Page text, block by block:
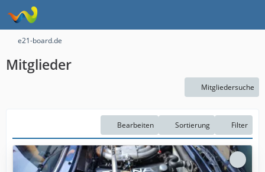
e21-board.de
Mitglieder
Mitgliedersuche
Bearbeiten Sortierung Filter